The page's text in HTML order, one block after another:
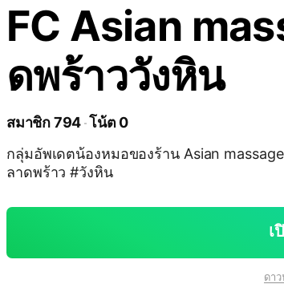
FC Asian
ดพร้าววังหิน
สมาชิก 794 โน้ต 0
กลุ่มอัพเดตน้องหมอของร้าน Asian
ลาดพร้าว #วังหิน
เ
ดา